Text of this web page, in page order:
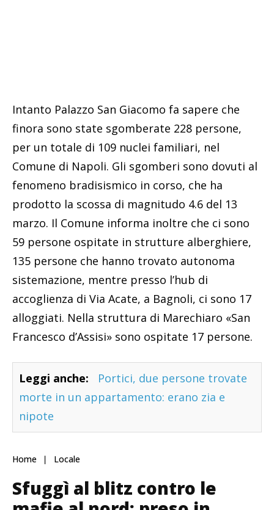
Intanto Palazzo San Giacomo fa sapere che
finora sono state sgomberate 228 persone,
per un totale di 109 nuclei familiari, nel
Comune di Napoli. Gli sgomberi sono dovuti al
fenomeno bradisismico in corso, che ha
prodotto la scossa di magnitudo 4.6 del 13
marzo. Il Comune informa inoltre che ci sono
59 persone ospitate in strutture alberghiere,
135 persone che hanno trovato autonoma
sistemazione, mentre presso l’hub di
accoglienza di Via Acate, a Bagnoli, ci sono 17
alloggiati. Nella struttura di Marechiaro «San
Francesco d’Assisi» sono ospitate 17 persone.
Leggi anche:
Portici, due persone trovate
morte in un appartamento: erano zia e
nipote
Home Locale
Sfuggì al blitz contro le